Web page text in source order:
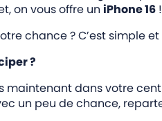
on vous offre un iPhone 16 !
chance ? C’est simple
?
maintenant dans votre
un peu de chance,